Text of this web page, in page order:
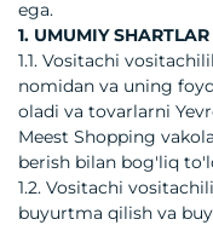
ega.
1. UMUMIY SHARTLAR
1.1. Vositachi
nomidan va uning
oladi va tovarlarni
Meest Shopping
berish bilan bog'liq
1.2. Vositachi
buyurtma qilish va